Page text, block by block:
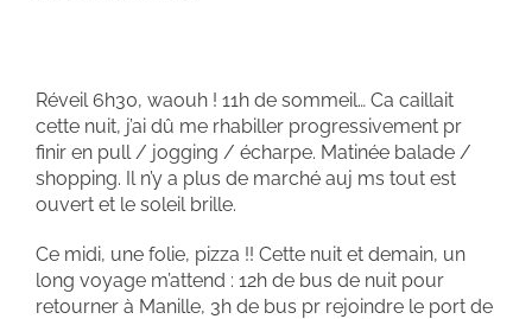
Réveil 6h30, waouh ! 11h de sommeil… Ca caillait
cette nuit, j’ai dû me rhabiller progressivement pr
finir en pull / jogging / écharpe. Matinée balade /
shopping. Il n’y a plus de marché auj ms tout est
ouvert et le soleil brille.
Ce midi, une folie, pizza !! Cette nuit et demain, un
long voyage m’attend : 12h de bus de nuit pour
retourner à Manille, 3h de bus pr rejoindre le port de